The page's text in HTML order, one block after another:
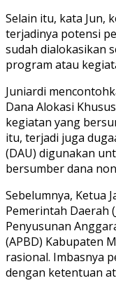
Selain itu, kata Jun,
terjadinya potensi
sudah dialokasikan
program atau
Juniardi
Dana Alokasi
kegiatan yang
itu, terjadi juga
(DAU) digunakan
bersumber dana
Sebelumnya, Ketua
Pemerintah Daerah
Penyusunan
(APBD) Kabupaten
rasional. Imbasnya
dengan ketentuan